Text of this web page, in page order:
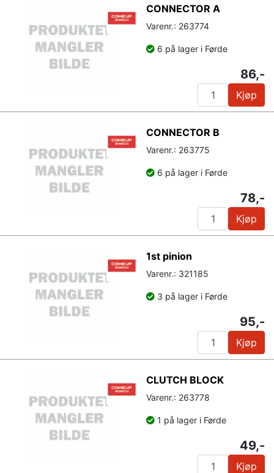
CONNECTOR A
Varenr.: 263774
6 på lager i Førde
86,-
Kjøp
CONNECTOR B
Varenr.: 263775
6 på lager i Førde
78,-
Kjøp
1st pinion
Varenr.: 321185
3 på lager i Førde
95,-
Kjøp
CLUTCH BLOCK
Varenr.: 263778
1 på lager i Førde
49,-
Kjøp